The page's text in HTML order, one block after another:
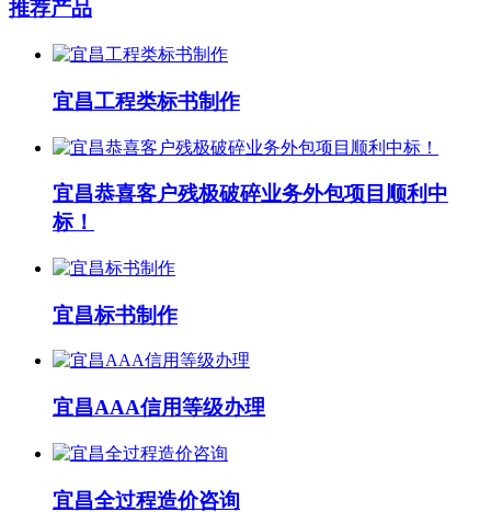
推荐产品
宜昌工程类标书制作
宜昌恭喜客户残极破碎业务外包项目顺利中
标！
宜昌标书制作
宜昌AAA信用等级办理
宜昌全过程造价咨询